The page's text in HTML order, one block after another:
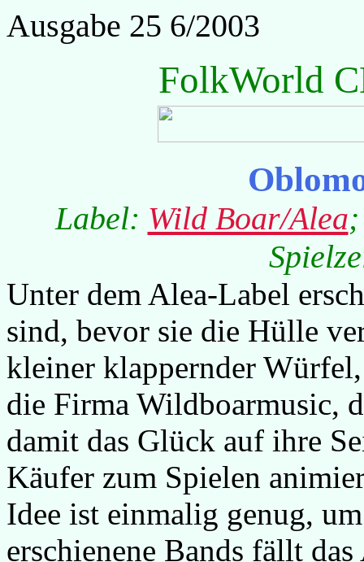
Ausgabe 25 6/2003
FolkWorld
Label: Wild Boar/Alea
Unter dem Alea-Label
sind, bevor sie die Hülle
kleiner klappernder
die Firma Wildboarmusic,
damit das Glück auf ihre
Käufer zum Spielen
Idee ist einmalig genug,
erschienene Bands fällt